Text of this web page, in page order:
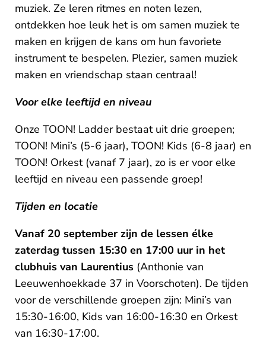
muziek. Ze leren ritmes en noten lezen,
ontdekken hoe leuk het is om samen muziek te
maken en krijgen de kans om hun favoriete
instrument te bespelen. Plezier, samen muziek
maken en vriendschap staan centraal!
Voor elke leeftijd en niveau
Onze TOON! Ladder bestaat uit drie groepen;
TOON! Mini’s (5-6 jaar), TOON! Kids (6-8 jaar) en
TOON! Orkest (vanaf 7 jaar), zo is er voor elke
leeftijd en niveau een passende groep!
Tijden en locatie
Vanaf 20 september zijn de lessen élke
zaterdag tussen 15:30 en 17:00 uur in het
clubhuis van Laurentius (Anthonie van
Leeuwenhoekkade 37 in Voorschoten). De tijden
voor de verschillende groepen zijn: Mini’s van
15:30-16:00, Kids van 16:00-16:30 en Orkest
van 16:30-17:00.